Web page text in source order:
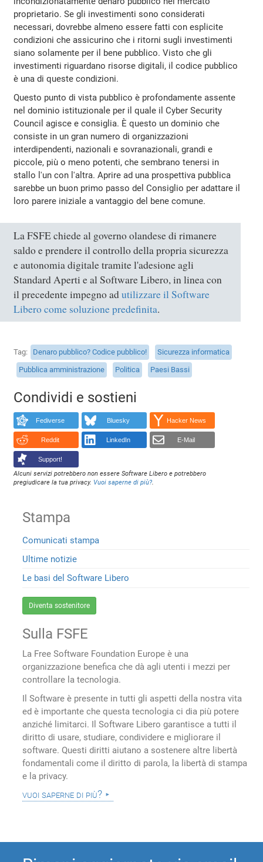
proprietario. Se gli investimenti sono considerati
necessari, dovrebbe almeno essere fatti con esplicite
condizioni che assicurino che i ritorni sugli investimenti
siano solamente per il bene pubblico. Visto che gli
investimenti riguardano risorse digitali, il codice pubblico
è una di queste condizioni.
Questo punto di vista pubblico è profondamente assente
nel dominio istituzionale per il quale il Cyber Security
Council agisce e consiglia. È questo un dominio che
consiste in un gran numero di organizzazioni
interdipendenti, nazionali e sovranazionali, grandi e
piccole, più o meno potenti, che sembrano tenersi in
stallo l'un con l'altra. Aprire ad una prospettiva pubblica
sarebbe un buon primo passo del Consiglio per adattare il
loro parere iniziale a vantaggio del bene comune.
La FSFE chiede al governo olandese di rimanere
saldo e prendere il controllo della propria sicurezza
e autonomia digitale tramite l'adesione agli
Standard Aperti e al Software Libero, in linea con
il precedente impegno adutilizzare il Software
Libero come soluzione predefinita.
Tag Denaro pubblico? Codice pubblico!
Sicurezza informatica
Pubblica amministrazione
Politica Paesi Bassi
Condividi e sostieni
Fediverse Bluesky Hacker News
Reddit LinkedIn E-Mail
Support!
Alcuni servizi potrebbero non essere Software Libero e potrebbero
pregiudicare la tua privacy. Vuoi saperne di più?.
Stampa
Comunicati stampa
Ultime notizie
Le basi del Software Libero
Diventa sostenitore
Sulla FSFE
La Free Software Foundation Europe è una
organizzazione benefica che dà agli utenti i mezzi per
controllare la tecnologia.
Il Software è presente in tutti gli aspetti della nostra vita
ed è importante che questa tecnologia ci dia più potere
anziché limitarci. Il Software Libero garantisce a tutti il
diritto di usare, studiare, condividere e migliorare il
software. Questi diritti aiutano a sostenere altre libertà
fondamentali come il diritto di parola, la libertà di stampa
e la privacy.
vuoi saperne di più?